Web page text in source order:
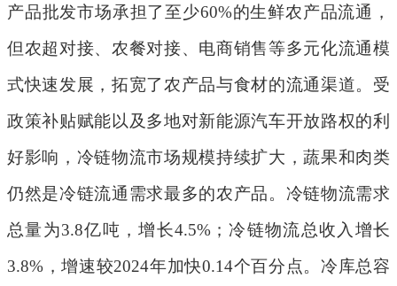
产品批发市场承担了至少60%的生鲜农产品流通，
但农超对接、农餐对接、电商销售等多元化流通模
式快速发展，拓宽了农产品与食材的流通渠道。受
政策补贴赋能以及多地对新能源汽车开放路权的利
好影响，冷链物流市场规模持续扩大，蔬果和肉类
仍然是冷链流通需求最多的农产品。冷链物流需求
总量为3.8亿吨，增长4.5% ；冷链物流总收入增长
3.8% ，增速较2024年加快0.14个百分点。冷库总容